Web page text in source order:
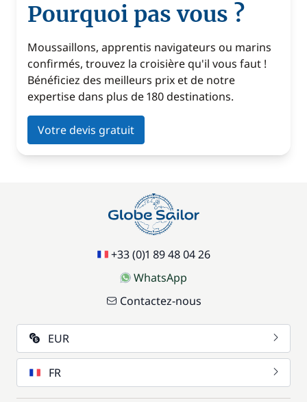
Pourquoi pas vous ?
Moussaillons, apprentis navigateurs ou marins
confirmés, trouvez la croisière qu'il vous faut !
Bénéficiez des meilleurs prix et de notre
expertise dans plus de 180 destinations.
Votre devis gratuit
+33 (0)1 89 48 04 26
WhatsApp
Contactez-nous
EUR
FR